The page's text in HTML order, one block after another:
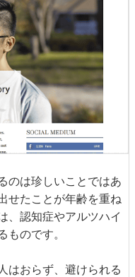
のは珍しいことではあ
せたことが年齢を重ね
、認知症やアルツハイ
のです。
はおらず、避けられる